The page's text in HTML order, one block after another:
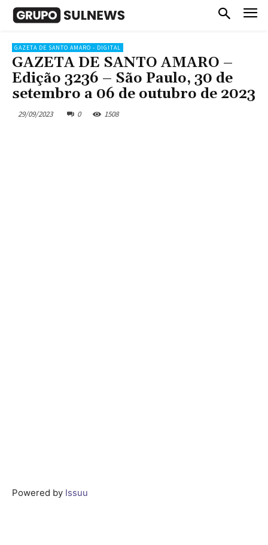
GAZETA DE SANTO AMARO - DIGITAL
GAZETA DE SANTO AMARO –
Edição 3236 – São Paulo, 30 de
setembro a 06 de outubro de 2023
29/09/2023 0 1508
Powered by Issuu